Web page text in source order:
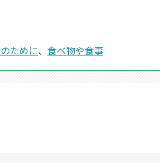
ために、 食べ物や食事